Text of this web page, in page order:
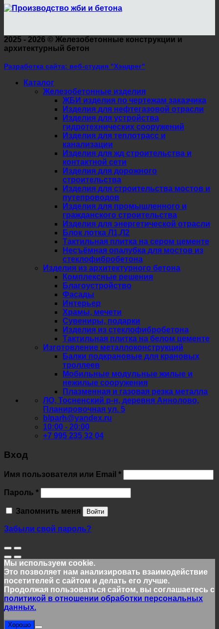
2025 - 2026 © Железобетонные конструкции и
архитектурный бетон
Разработка сайта: веб-студия "Хэндрег"
Каталог
Железобетонные изделия
ЖБИ изделия по чертежам заказчика
Изделия для нефтегазовой отрасли
Изделия для устройства
гидротехнических сооружений
Изделия для теплотрасс и
канализации
Изделия для жд строительства и
контактной сети
Изделия для дорожного
строительства
Изделия для строительства мостов и
путепроводов
Изделия для промышленного и
гражданского строительства
Изделия для энергетической отрасли
Блок лотка Л1,Л2
Тактильная плитка на сером цементе
Несъёмная опалубка для мостов из
стеклофибробетона
Изделия из архитектурного бетона
Комплексные решения
Благоустройство
Фасады
Интерьер
Храмы, мечети
Сувениры, подарки
Изделия из стеклофибробетона
Тактильная плитка на белом цементе
Изготовление металлоконструкций
Балки подкрановые для крановых
троллеев
Мобильные модульные жилые и
нежилые сооружения
Плазменная и газовая резка металла
ЛО, Тосненский р-н, деревня Аннолово,
Планировочная ул. 5
blparh@yandex.ru
10:00 - 20:00
+7 995 235 32 04
Вход
Имя пользователя или Email *Обязательно
Пароль *Обязательно
Запомнить меня Войти
Забыли свой пароль?
Мы используем cookie.
Это позволяет нам анализировать взаимодействие
посетителей с сайтом и делать его лучше.
Продолжая пользоваться сайтом, вы соглашаетесь с
политикой в отношении обработки персональных
данных.
Хорошо